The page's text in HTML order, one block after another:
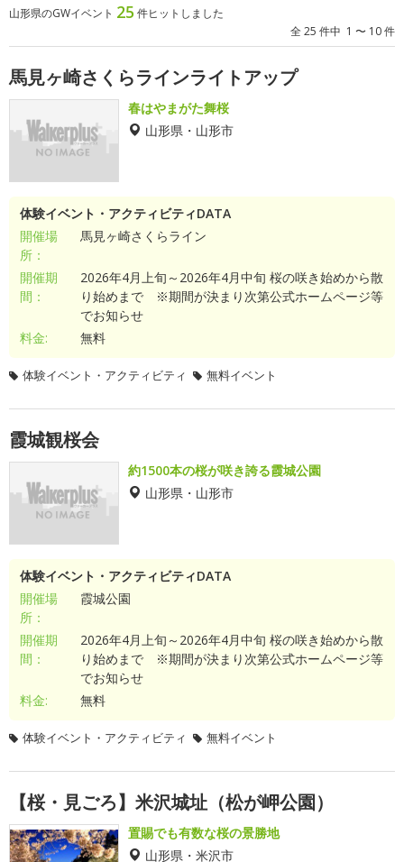
山形県のGWイベント 25 件ヒットしました
全 25 件中 1 〜 10 件
馬見ヶ崎さくらラインライトアップ
春はやまがた舞桜
山形県・山形市
体験イベント・アクティビティDATA
開催場
所：
馬見ヶ崎さくらライン
開催期
間：
2026年4月上旬～2026年4月中旬 桜の咲き始めから散
り始めまで ※期間が決まり次第公式ホームページ等
でお知らせ
料金:
無料
体験イベント・アクティビティ 無料イベント
霞城観桜会
約1500本の桜が咲き誇る霞城公園
山形県・山形市
体験イベント・アクティビティDATA
開催場
所：
霞城公園
開催期
間：
2026年4月上旬～2026年4月中旬 桜の咲き始めから散
り始めまで ※期間が決まり次第公式ホームページ等
でお知らせ
料金:
無料
体験イベント・アクティビティ 無料イベント
【桜・見ごろ】米沢城址（松が岬公園）
置賜でも有数な桜の景勝地
山形県・米沢市